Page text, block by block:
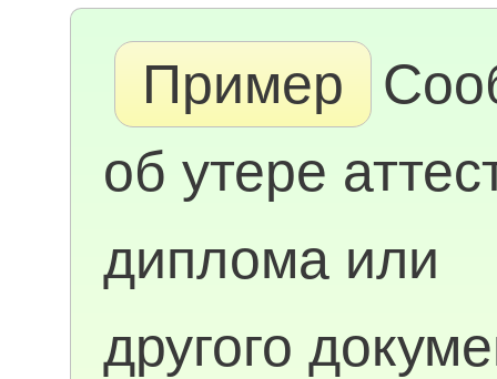
Пример
об утере
диплома или
другого